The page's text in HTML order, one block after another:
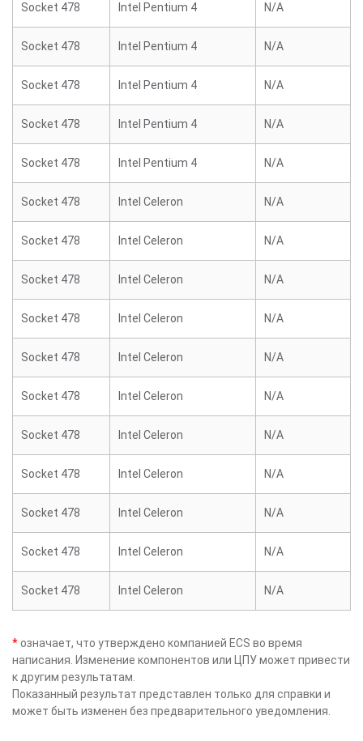
Socket 478 Intel Pentium 4 N/A
Socket 478 Intel Pentium 4 N/A
Socket 478 Intel Pentium 4 N/A
Socket 478 Intel Pentium 4 N/A
Socket 478 Intel Pentium 4 N/A
Socket 478 Intel Celeron N/A
Socket 478 Intel Celeron N/A
Socket 478 Intel Celeron N/A
Socket 478 Intel Celeron N/A
Socket 478 Intel Celeron N/A
Socket 478 Intel Celeron N/A
Socket 478 Intel Celeron N/A
Socket 478 Intel Celeron N/A
Socket 478 Intel Celeron N/A
Socket 478 Intel Celeron N/A
Socket 478 Intel Celeron N/A
* означает, что утверждено компанией ECS во время
написания. Изменение компонентов или ЦПУ может привести
к другим результатам.
Показанный результат представлен только для справки и
может быть изменен без предварительного уведомления.